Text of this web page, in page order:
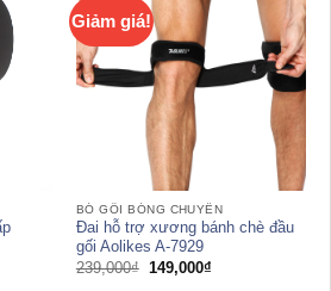
Giảm giá!
BÓ GỐI BÓNG CHUYỀN
Đai hỗ trợ xương bánh chè đầu
gối Aolikes A-7929
239,000₫ Giá
149,000₫Giá